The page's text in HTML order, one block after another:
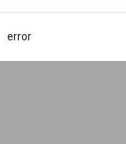
error